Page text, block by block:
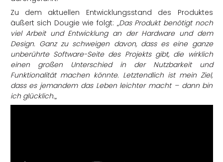
Zu dem aktuellen Entwicklungsstand des Produktes
äußert sich Dougie wie folgt: „Das Produkt benötigt noch
viel Arbeit und Entwicklung an der Hardware und dem
Design. Ganz zu schweigen davon, dass es eine ganze
unberührte Software-Seite des Projekts gibt, die wirklich
einen großen Unterschied in der Nutzbarkeit und
Funktionalität machen könnte. Letztendlich ist mein Ziel,
dass es jemandem das Leben leichter macht – dann bin
ich glücklich.„